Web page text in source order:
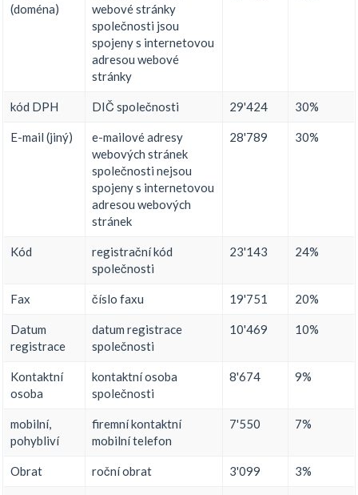
(doména)
webové stránky
společnosti jsou
spojeny s internetovou
adresou webové
stránky
kód DPH DIČ společnosti 29'424 30%
E-mail (jiný)
e-mailové adresy
webových stránek
společnosti nejsou
spojeny s internetovou
adresou webových
stránek
28'789 30%
Kód
registrační kód
společnosti
23'143 24%
Fax číslo faxu 19'751 20%
Datum
registrace
datum registrace
společnosti
10'469 10%
Kontaktní
osoba
kontaktní osoba
společnosti
8'674 9%
mobilní,
pohybliví
firemní kontaktní
mobilní telefon
7'550 7%
Obrat roční obrat 3'099 3%